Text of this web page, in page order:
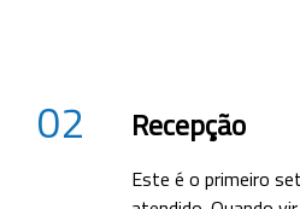
02 Recepção
Este é o primeiro